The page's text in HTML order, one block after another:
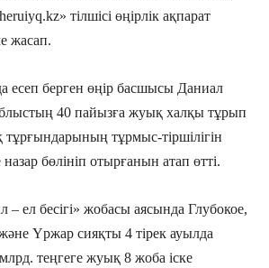
тілшісі өңірлік ақпарат
жасап.
есеп берген өңір басшысы Даниал
40 пайызға жуық халқы тұрып
тұрмыс-тіршілігін
бөлініп отырғанын атап өтті.
ел бесігі» жобасы аясында Глубокое,
Үржар сияқты 4 тірек ауылда
теңгеге жуық 8 жоба іске